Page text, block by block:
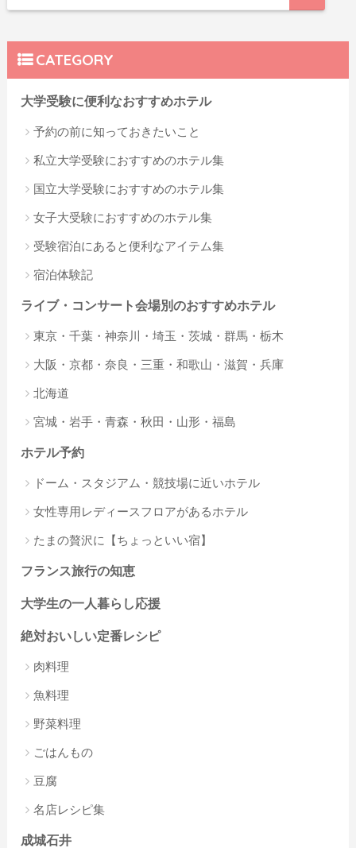
CATEGORY
大学受験に便利なおすすめホテル
予約の前に知っておきたいこと
私立大学受験におすすめのホテル集
国立大学受験におすすめのホテル集
女子大受験におすすめのホテル集
受験宿泊にあると便利なアイテム集
宿泊体験記
ライブ・コンサート会場別のおすすめホテル
東京・千葉・神奈川・埼玉・茨城・群馬・栃木
大阪・京都・奈良・三重・和歌山・滋賀・兵庫
北海道
宮城・岩手・青森・秋田・山形・福島
ホテル予約
ドーム・スタジアム・競技場に近いホテル
女性専用レディースフロアがあるホテル
たまの贅沢に【ちょっといい宿】
フランス旅行の知恵
大学生の一人暮らし応援
絶対おいしい定番レシピ
肉料理
魚料理
野菜料理
ごはんもの
豆腐
名店レシピ集
成城石井